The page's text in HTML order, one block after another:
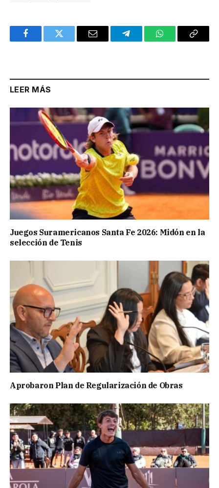
FacebookTwitter Email TelegramWhatsAppCopy
LEER MÁS
Juegos Suramericanos Santa Fe 2026: Midón en la
selección de Tenis
Aprobaron Plan de Regularización de Obras